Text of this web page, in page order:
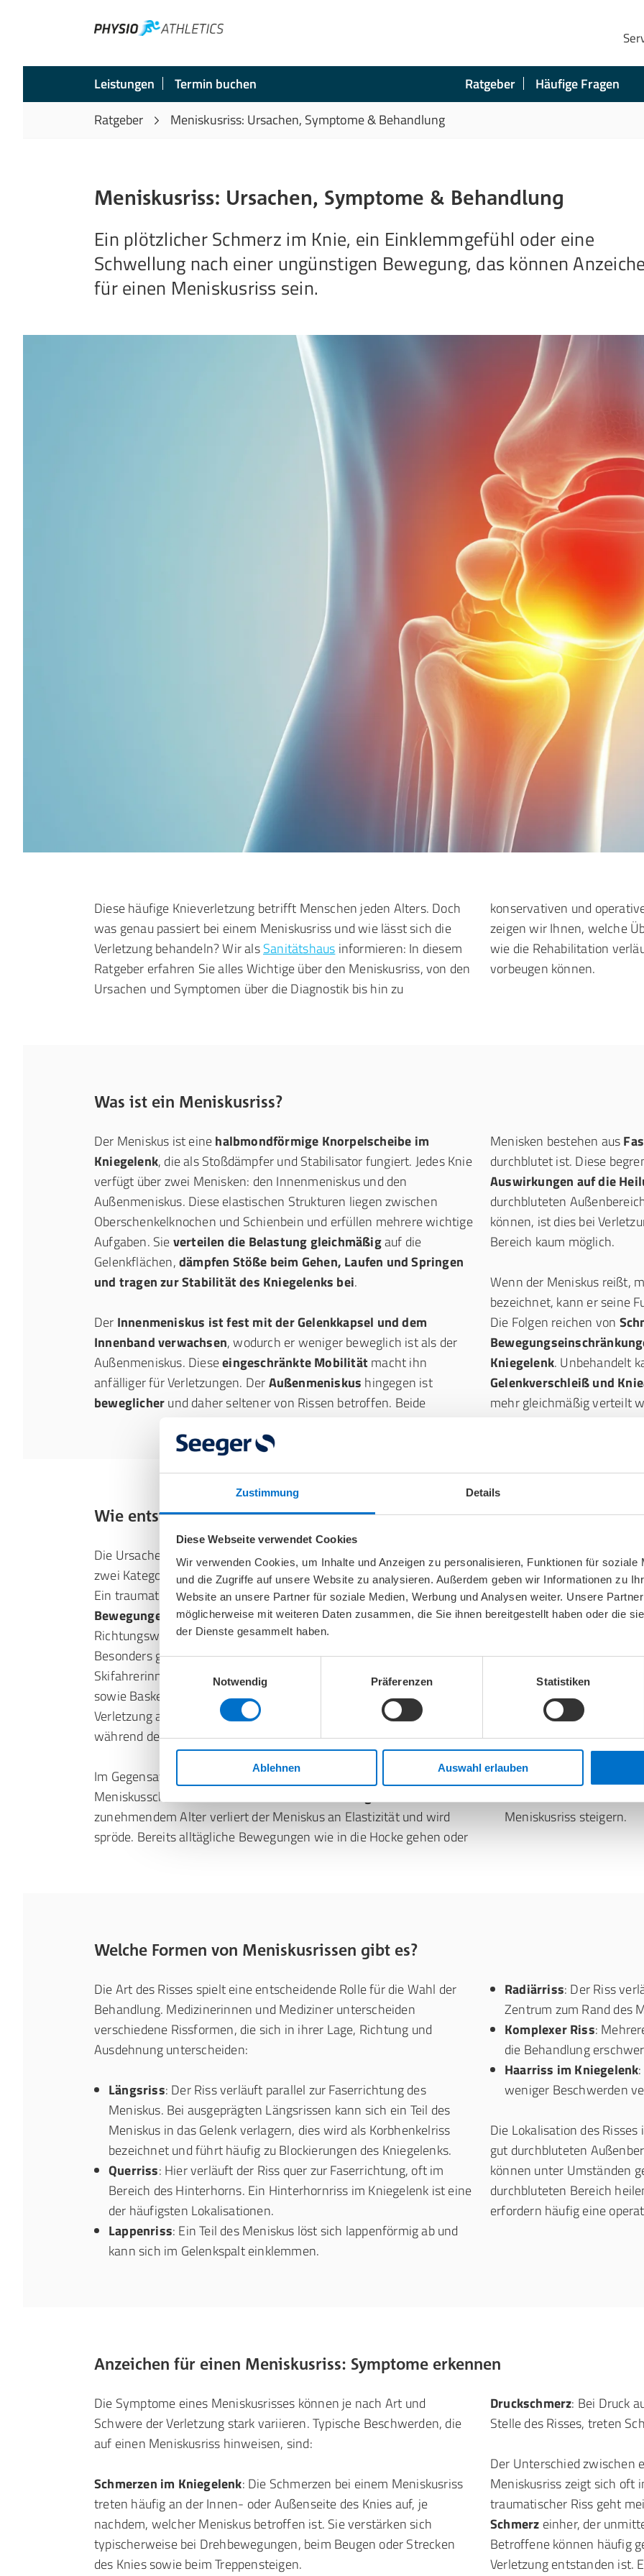
Zustimmung Details
Diese Webseite verwendet Cookies
Wir verwenden Cookies, um Inhalte und Anzeigen zu personalisieren, Funktionen für soziale
und die Zugriffe auf unsere Website zu analysieren. Außerdem geben wir Informationen zu
Website an unsere Partner für soziale Medien, Werbung und Analysen weiter. Unsere
möglicherweise mit weiteren Daten zusammen, die Sie ihnen bereitgestellt haben oder die
der Dienste gesammelt haben.
Einwilligungsauswahl
Notwendig
Präferenzen Statistiken
Ablehnen Auswahl erlauben
Leistungen Termin buchen Ratgeber Häufige Fragen
Ratgeber
Meniskusriss: Ursachen, Symptome & Behandlung
Meniskusriss: Ursachen, Symptome & Behandlung
Ein plötzlicher Schmerz im Knie, ein Einklemmgefühl oder eine
Schwellung nach einer ungünstigen Bewegung, das können
für einen Meniskusriss sein.
Diese häufige Knieverletzung betrifft Menschen jeden Alters. Doch
was genau passiert bei einem Meniskusriss und wie lässt sich die
Verletzung behandeln? Wir alsSanitätshaus informieren: In diesem
Ratgeber erfahren Sie alles Wichtige über den Meniskusriss, von den
Ursachen und Symptomen über die Diagnostik bis hin zu
konservativen und
zeigen wir Ihnen, welche
wie die Rehabilitation verläuft und wie Sie einem erneuten Riss
vorbeugen können.
Was ist ein Meniskusriss?
Der Meniskus ist einehalbmondförmige Knorpelscheibe im
Kniegelenk, die als Stoßdämpfer und Stabilisator fungiert. Jedes Knie
verfügt über zwei Menisken: den Innenmeniskus und den
Außenmeniskus. Diese elastischen Strukturen liegen zwischen
Oberschenkelknochen und Schienbein und erfüllen mehrere wichtige
Aufgaben. Sieverteilen die Belastung gleichmäßigauf die
Gelenkflächen,dämpfen Stöße beim Gehen, Laufen und Springen
und tragen zur Stabilität des Kniegelenks bei.
Der Innenmeniskus ist fest mit der Gelenkkapsel und dem
Innenband verwachsen, wodurch er weniger beweglich ist als der
Außenmeniskus. Dieseeingeschränkte Mobilität macht ihn
anfälliger für Verletzungen. DerAußenmeniskus hingegen ist
beweglicherund daher seltener von Rissen betroffen. Beide
Menisken bestehen aus
durchblutet ist. Diese
Auswirkungen auf die
durchbluteten
können, ist dies bei
Bereich kaum möglich.
Wenn der Meniskus reißt,
bezeichnet, kann er seine
Die Folgen reichen von
Kniegelenk. Unbehandelt
Gelenkverschleiß und
mehr gleichmäßig verteilt
Wie entsteht ein Meniskusriss?
Die Ursachen für einen Meniskusriss lassen sich grundsätzlich in
zwei Kategorien einteilen:traumatische und degenerative Risse.
Ein traumatischer Meniskusriss entsteht durchplötzliche, heftige
Bewegungen
, typischerweise bei Sportarten mit schnellen
Richtungswechseln, Drehbewegungen oder abrupten Stopps.
Besonders gefährdet sind Fußballerinnen und Fußballer,
Skifahrerinnen und Skifahrer, Tennisspielerinnen und Tennisspieler
sowie Basketballspielerinnen und Basketballspieler. Häufig tritt die
Verletzung auf,
wenn das Knie unter Belastung verdreht wird
während der Fuß fest auf dem Boden steht.
Im Gegensatz dazu entwickelt sich ein degenerativer
Meniskusschaden
zunehmendem Alter verliert der Meniskus an Elastizität und wird
spröde. Bereits alltägliche Bewegungen wie in die Hocke gehen oder
eine ungünstige Drehung
verursachen. Diese Form
Lebensjahr auf und ist oft
Kniegelenk verbunden.
Verschiedene
Meniskusrisses erheblich.
intensive sportliche
Übergewicht,
Fehlstellungen wie X-
muskuläre Schwächen
und eine genetische
Auch frühere
Meniskusriss steigern.
Welche Formen von Meniskusrissen gibt es?
Die Art des Risses spielt eine entscheidende Rolle für die Wahl der
Behandlung. Medizinerinnen und Mediziner unterscheiden
verschiedene Rissformen, die sich in ihrer Lage, Richtung und
Ausdehnung unterscheiden:
Längsriss: Der Riss verläuft parallel zur Faserrichtung des
Meniskus. Bei ausgeprägten Längsrissen kann sich ein Teil des
Meniskus in das Gelenk verlagern, dies wird als Korbhenkelriss
bezeichnet und führt häufig zu Blockierungen des Kniegelenks.
Querriss: Hier verläuft der Riss quer zur Faserrichtung, oft im
Bereich des Hinterhorns. Ein Hinterhornriss im Kniegelenk ist eine
der häufigsten Lokalisationen.
Lappenriss: Ein Teil des Meniskus löst sich lappenförmig ab und
kann sich im Gelenkspalt einklemmen.
Radiärriss: Der Riss
Zentrum zum Rand des
Komplexer Riss:
die Behandlung
Haarriss im Kniegelenk
weniger Beschwerden
Die Lokalisation des
gut durchbluteten
können unter Umständen
durchbluteten Bereich
erfordern häufig eine
Anzeichen für einen Meniskusriss: Symptome erkennen
Die Symptome eines Meniskusrisses können je nach Art und
Schwere der Verletzung stark variieren. Typische Beschwerden, die
auf einen Meniskusriss hinweisen, sind:
Schmerzen im Kniegelenk: Die Schmerzen bei einem Meniskusriss
treten häufig an der Innen- oder Außenseite des Knies auf, je
nachdem, welcher Meniskus betroffen ist. Sie verstärken sich
typischerweise bei Drehbewegungen, beim Beugen oder Strecken
des Knies sowie beim Treppensteigen.
Druckschmerz: Bei Druck
Stelle des Risses, treten
Der Unterschied zwischen
Meniskusriss zeigt sich oft
traumatischer Riss geht
Schmerz einher, der
Betroffene können häufig
Verletzung entstanden ist.